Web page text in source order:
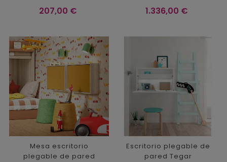
Precio
207,00 € Precio
1.336,00 €
Mesa escritorio
plegable de pared
Escritorio plegable de
pared Tegar